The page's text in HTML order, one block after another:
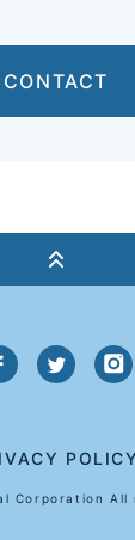
CONTACT
POLICY
Corporation All